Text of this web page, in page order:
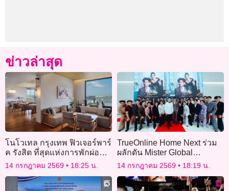
ข่าวล่าสุด
โนโวเทล กรุงเทพ ฟิวเจอร์พาร์
ค รังสิต ที่สุดแห่งการพักผ่อน
และการเดินทางในกรุงเทพฯ
ตอนเหนือ
14 กรกฎาคม 2569 18:25 น.
TrueOnline Home Next ร่วม
ผลักดัน Mister Global
Thailand 2026 เปล่งประกายสู่
เวทีโลก
14 กรกฎาคม 2569 18:19 น.